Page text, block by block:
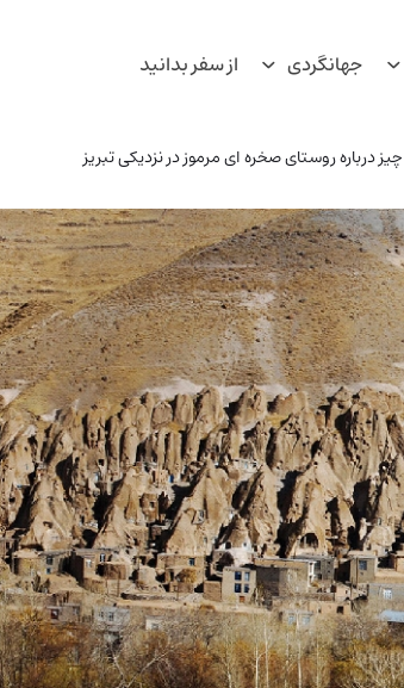
جهانگردی از سفر بدانید
درباره روستای صخره ای مرموز در نزدیکی تبریز